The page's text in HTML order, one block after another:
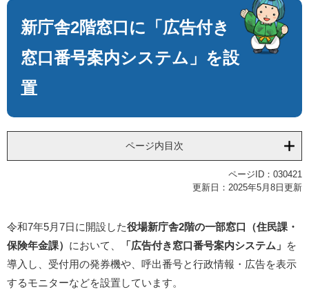
本文
新庁舎2階窓口に「広告付き
窓口番号案内システム」を設
置
ページ内目次
ページID：030421
更新日：2025年5月8日更新
令和7年5月7日に開設した役場新庁舎2階の一部窓口（住民課・
保険年金課） において、 「広告付き窓口番号案内システム」 を
導入し、受付用の発券機や、呼出番号と行政情報・広告を表示
するモニターなどを設置しています。